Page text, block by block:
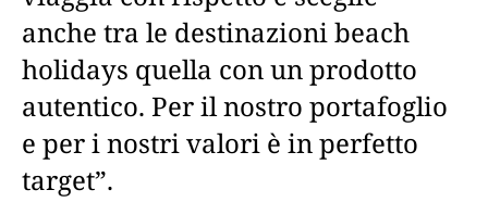
anche tra le destinazioni beach
holidays quella con un prodotto
autentico. Per il nostro portafoglio
e per i nostri valori è in perfetto
target”.